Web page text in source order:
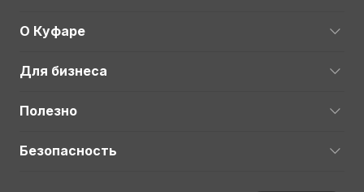
О Куфаре
Для бизнеса
Полезно
Безопасность